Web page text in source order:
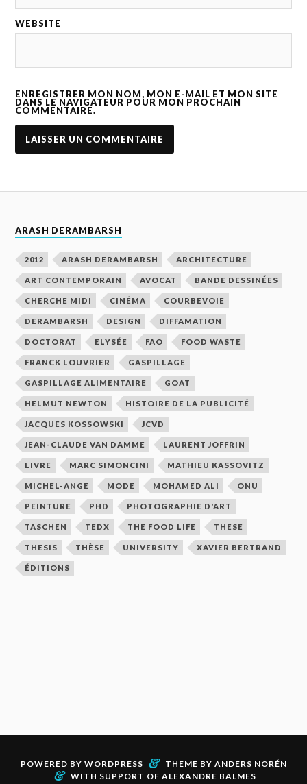
WEBSITE
ENREGISTRER MON NOM, MON E-MAIL ET MON SITE
DANS LE NAVIGATEUR POUR MON PROCHAIN
COMMENTAIRE.
ARASH DERAMBARSH
2012 ARASH DERAMBARSH ARCHITECTURE
ART CONTEMPORAIN AVOCAT BANDE DESSINÉES
CHERCHE MIDI CINÉMA COURBEVOIE
DERAMBARSH DESIGN DIFFAMATION
DOCTORAT ELYSÉE FAO FOOD WASTE
FRANCK LOUVRIER GASPILLAGE
GASPILLAGE ALIMENTAIRE GOAT
HELMUT NEWTON HISTOIRE DE LA PUBLICITÉ
JACQUES KOSSOWSKI JCVD
JEAN-CLAUDE VAN DAMME LAURENT JOFFRIN
LIVRE MARC SIMONCINI MATHIEU KASSOVITZ
MICHEL-ANGE MODE MOHAMED ALI ONU
PEINTURE PHD PHOTOGRAPHIE D'ART
TASCHEN TEDX THE FOOD LIFE THESE
THESIS THÈSE UNIVERSITY XAVIER BERTRAND
ÉDITIONS
POWERED BY WORDPRESS & THEME BY ANDERS NORÉN
& WITH SUPPORT OF ALEXANDRE BALMES